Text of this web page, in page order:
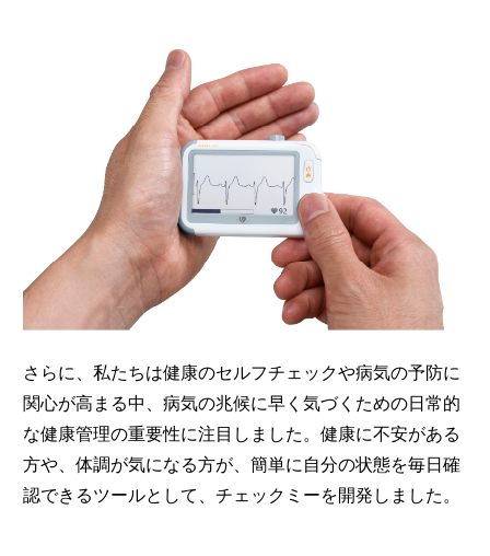
さらに、私たちは健康のセルフチェックや病気の予防に
関心が高まる中、病気の兆候に早く気づくための日常的
な健康管理の重要性に注目しました。健康に不安がある
方や、体調が気になる方が、簡単に自分の状態を毎日確
認できるツールとして、チェックミーを開発しました。